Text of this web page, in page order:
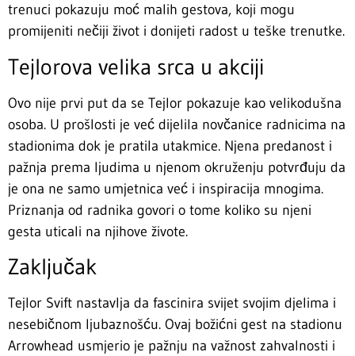
trenuci pokazuju moć malih gestova, koji mogu
promijeniti nečiji život i donijeti radost u teške trenutke.
Tejlorova velika srca u akciji
Ovo nije prvi put da se Tejlor pokazuje kao velikodušna
osoba. U prošlosti je već dijelila novčanice radnicima na
stadionima dok je pratila utakmice. Njena predanost i
pažnja prema ljudima u njenom okruženju potvrđuju da
je ona ne samo umjetnica već i inspiracija mnogima.
Priznanja od radnika govori o tome koliko su njeni
gesta uticali na njihove živote.
Zaključak
Tejlor Svift nastavlja da fascinira svijet svojim djelima i
nesebičnom ljubaznošću. Ovaj božićni gest na stadionu
Arrowhead usmjerio je pažnju na važnost zahvalnosti i